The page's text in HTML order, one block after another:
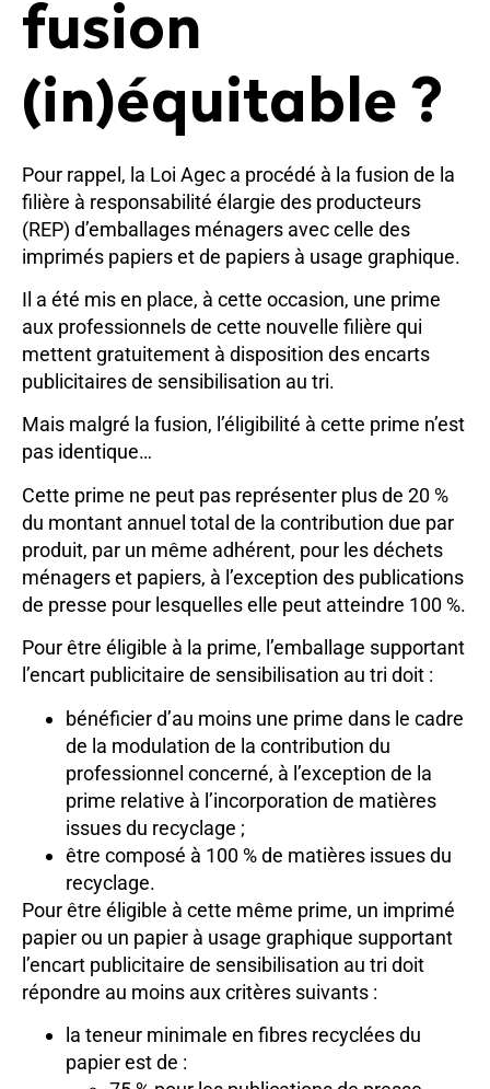
fusion
(in)équitable ?
Pour rappel, la Loi Agec a procédé à la fusion de la
filière à responsabilité élargie des producteurs
(REP) d’emballages ménagers avec celle des
imprimés papiers et de papiers à usage graphique.
Il a été mis en place, à cette occasion, une prime
aux professionnels de cette nouvelle filière qui
mettent gratuitement à disposition des encarts
publicitaires de sensibilisation au tri.
Mais malgré la fusion, l’éligibilité à cette prime n’est
pas identique…
Cette prime ne peut pas représenter plus de 20 %
du montant annuel total de la contribution due par
produit, par un même adhérent, pour les déchets
ménagers et papiers, à l’exception des publications
de presse pour lesquelles elle peut atteindre 100 %.
Pour être éligible à la prime, l’emballage supportant
l’encart publicitaire de sensibilisation au tri doit :
bénéficier d’au moins une prime dans le cadre
de la modulation de la contribution du
professionnel concerné, à l’exception de la
prime relative à l’incorporation de matières
issues du recyclage ;
être composé à 100 % de matières issues du
recyclage.
Pour être éligible à cette même prime, un imprimé
papier ou un papier à usage graphique supportant
l’encart publicitaire de sensibilisation au tri doit
répondre au moins aux critères suivants :
la teneur minimale en fibres recyclées du
papier est de :